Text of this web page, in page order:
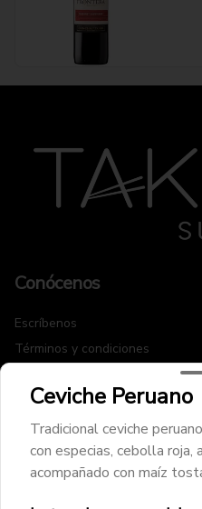
Conócenos
Escríbenos
Términos y condiciones
Instagram
Facebook
Ceviche Peruano
Tradicional ceviche
con especias, cebolla roja,
acompañado con maíz